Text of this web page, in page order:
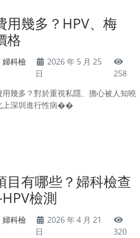
用幾多？HPV、梅
格
婦科檢
2026 年 5 月 25
日
258
幾多？對於重視私隱、擔心被人知曉
上深圳進行性病��
目有哪些？婦科檢查
檢測
婦科檢
2026 年 4 月 21
日
320